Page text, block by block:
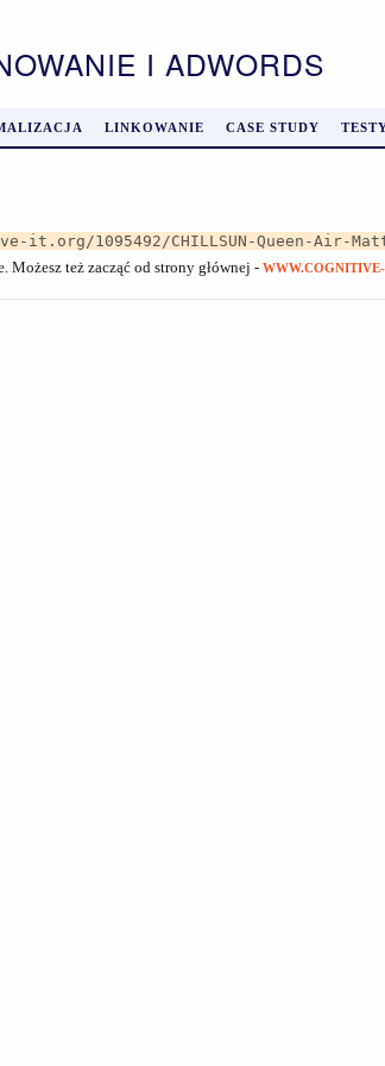
I ADWORDS
LINKOWANIE CASE STUDY
it.org/1095492/CHILLSUN-Queen-Air-
Możesz też zacząć od strony głównej -